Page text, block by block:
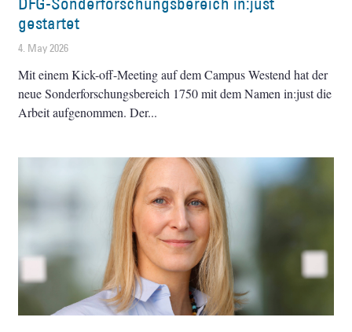
gestartet
4. May 2026
Mit einem Kick-off-Meeting auf dem Campus Westend hat der
neue Sonderforschungsbereich 1750 mit dem Namen in:just die
Arbeit aufgenommen. Der